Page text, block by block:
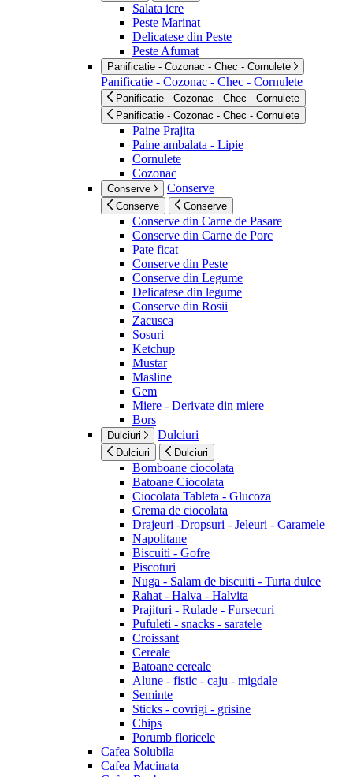
Salata icre
Peste Marinat
Delicatese din Peste
Peste Afumat
Panificatie - Cozonac - Chec - Cornulete
Panificatie - Cozonac - Chec - Cornulete
Panificatie - Cozonac - Chec - Cornulete
Panificatie - Cozonac - Chec - Cornulete
Paine Prajita
Paine ambalata - Lipie
Cornulete
Cozonac
Conserve Conserve
Conserve Conserve
Conserve din Carne de Pasare
Conserve din Carne de Porc
Pate ficat
Conserve din Peste
Conserve din Legume
Delicatese din legume
Conserve din Rosii
Zacusca
Sosuri
Ketchup
Mustar
Masline
Gem
Miere - Derivate din miere
Bors
Dulciuri Dulciuri
Dulciuri Dulciuri
Bomboane ciocolata
Batoane Ciocolata
Ciocolata Tableta - Glucoza
Crema de ciocolata
Drajeuri -Dropsuri - Jeleuri - Caramele
Napolitane
Biscuiti - Gofre
Piscoturi
Nuga - Salam de biscuiti - Turta dulce
Rahat - Halva - Halvita
Prajituri - Rulade - Fursecuri
Pufuleti - snacks - saratele
Croissant
Cereale
Batoane cereale
Alune - fistic - caju - migdale
Seminte
Sticks - covrigi - grisine
Chips
Porumb floricele
Cafea Solubila
Cafea Macinata